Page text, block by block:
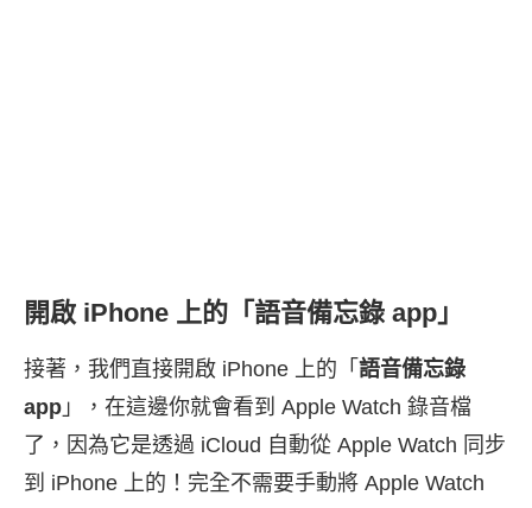
開啟 iPhone 上的「語音備忘錄 app」
接著，我們直接開啟 iPhone 上的「 語音備忘錄
app 」，在這邊你就會看到 Apple Watch 錄音檔
了，因為它是透過 iCloud 自動從 Apple Watch 同步
到 iPhone 上的！完全不需要手動將 Apple Watch